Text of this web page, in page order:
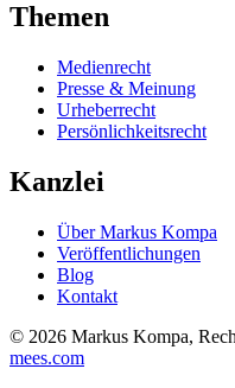
Themen
Medienrecht
Presse & Meinung
Urheberrecht
Persönlichkeitsrecht
Kanzlei
Über Markus Kompa
Veröffentlichungen
Blog
Kontakt
© 2026 Markus Kompa,
mees.com